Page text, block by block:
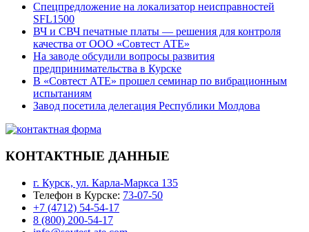
Спецпредложение на локализатор неисправностей
SFL1500
ВЧ и СВЧ печатные платы — решения для контроля
качества от ООО «Совтест АТЕ»
На заводе обсудили вопросы развития
предпринимательства в Курске
В «Совтест АТЕ» прошел семинар по вибрационным
испытаниям
Завод посетила делегация Республики Молдова
КОНТАКТНЫЕ ДАННЫЕ
г. Курск, ул. Карла-Маркса 135
Телефон в Курске: 73-07-50
+7 (4712) 54-54-17
8 (800) 200-54-17